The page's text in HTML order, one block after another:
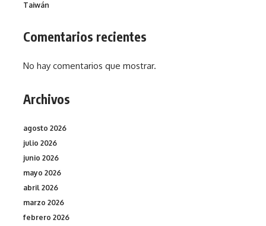
Taiwán
Comentarios recientes
No hay comentarios que mostrar.
Archivos
agosto 2026
julio 2026
junio 2026
mayo 2026
abril 2026
marzo 2026
febrero 2026